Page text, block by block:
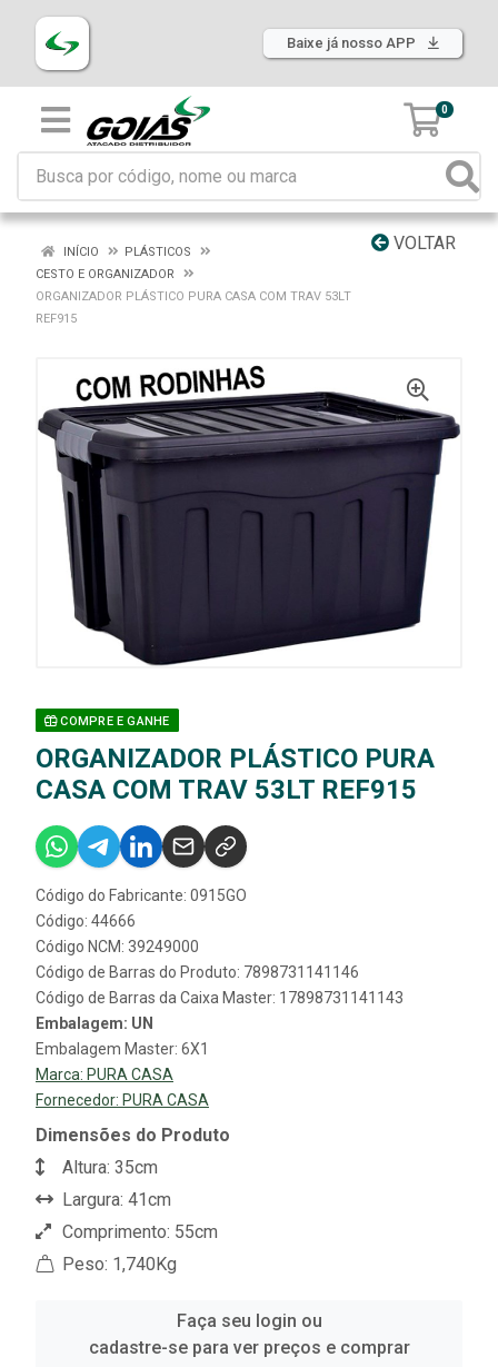
Baixe já nosso APP
0
VOLTAR
INÍCIO
PLÁSTICOS
CESTO E ORGANIZADOR
ORGANIZADOR PLÁSTICO PURA CASA COM TRAV 53LT
REF915
COMPRE E GANHE
ORGANIZADOR PLÁSTICO PURA
CASA COM TRAV 53LT REF915
Código do Fabricante: 0915GO
Código: 44666
Código NCM: 39249000
Código de Barras do Produto: 7898731141146
Código de Barras da Caixa Master: 17898731141143
Embalagem: UN
Embalagem Master: 6X1
Marca: PURA CASA
Fornecedor: PURA CASA
Dimensões do Produto
Altura: 35cm
Largura: 41cm
Comprimento: 55cm
Peso: 1,740Kg
Faça seu login ou
cadastre-se para ver preços e comprar